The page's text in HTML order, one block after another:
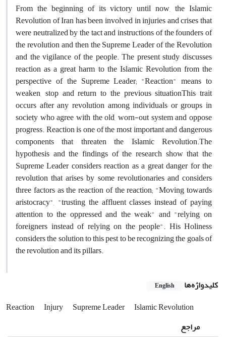
From the beginning of its victory until now, the Islamic
Revolution of Iran has been involved in injuries and crises that
were neutralized by the tact and instructions of the founders of
the revolution and then the Supreme Leader of the Revolution
and the vigilance of the people. The present study discusses
reaction as a great harm to the Islamic Revolution from the
perspective of the Supreme Leader; "Reaction" means to
weaken, stop and return to the previous situationThis trait
occurs after any revolution among individuals or groups in
society who agree with the old, worn-out system and oppose
progress. Reaction is one of the most important and dangerous
components that threaten the Islamic Revolution.The
hypothesis and the findings of the research show that the
Supreme Leader considers reaction as a great danger for the
revolution that arises by some revolutionaries and considers
three factors as the reaction of the reaction; "Moving towards
aristocracy", "trusting the affluent classes instead of paying
attention to the oppressed and the weak" and "relying on
foreigners instead of relying on the people". His Holiness
considers the solution to this pest to be recognizing the goals of
the revolution and its pillars.
کلیدواژه‌ها English
Reaction Injury Supreme Leader Islamic Revolution
مراجع